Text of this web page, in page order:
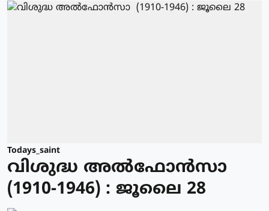
Todays_saint
വിശുദ്ധ അല്‍ഫോന്‍സാ
(1910-1946) : ജൂലൈ 28